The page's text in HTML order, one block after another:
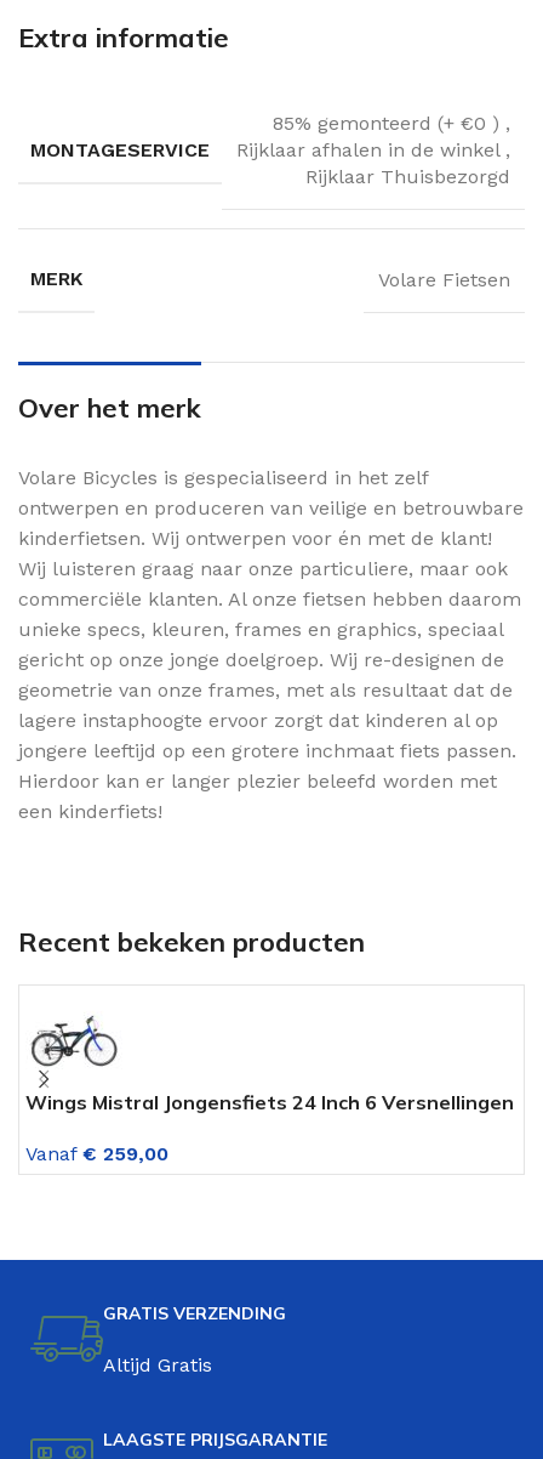
Extra informatie
MONTAGESERVICE
85% gemonteerd (+ €0 ) ,
Rijklaar afhalen in de winkel ,
Rijklaar Thuisbezorgd
MERK Volare Fietsen
Over het merk
Volare Bicycles is gespecialiseerd in het zelf
ontwerpen en produceren van veilige en betrouwbare
kinderfietsen. Wij ontwerpen voor én met de klant!
Wij luisteren graag naar onze particuliere, maar ook
commerciële klanten. Al onze fietsen hebben daarom
unieke specs, kleuren, frames en graphics, speciaal
gericht op onze jonge doelgroep. Wij re-designen de
geometrie van onze frames, met als resultaat dat de
lagere instaphoogte ervoor zorgt dat kinderen al op
jongere leeftijd op een grotere inchmaat fiets passen.
Hierdoor kan er langer plezier beleefd worden met
een kinderfiets!
Recent bekeken producten
Wings Mistral Jongensfiets 24 Inch 6 Versnellingen
Vanaf € 259,00
GRATIS VERZENDING
Altijd Gratis
LAAGSTE PRIJSGARANTIE